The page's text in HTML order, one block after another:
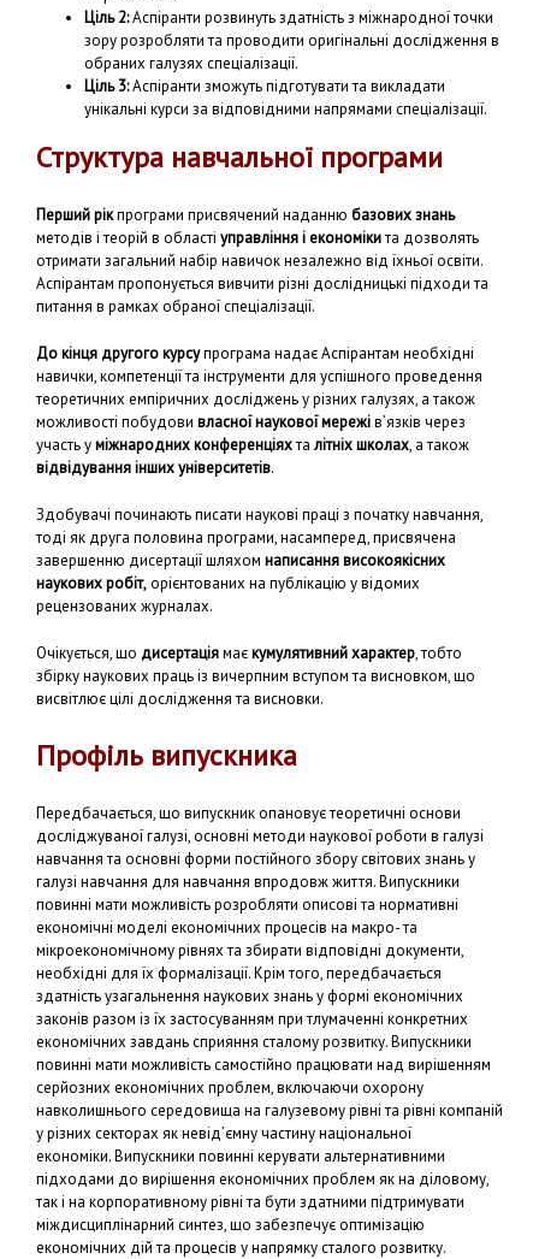
Ціль 2:Аспіранти розвинуть здатність з міжнародної точки
зору розробляти та проводити оригінальні дослідження в
обраних галузях спеціалізації.
Ціль 3:Аспіранти зможуть підготувати та викладати
унікальні курси за відповідними напрямами спеціалізації.
Структура навчальної програми
Перший рікпрограми присвячений наданню базових знань
методів і теорій в області управління і економікита дозволять
отримати загальний набір навичок незалежно від їхньої освіти.
Аспірантам пропонується вивчити різні дослідницькі підходи та
питання в рамках обраної спеціалізації.
До кінця другого курсупрограма надає Аспірантам необхідні
навички, компетенції та інструменти для успішного проведення
теоретичних емпіричних досліджень у різних галузях, а також
можливості побудови власної наукової мережів’язків через
участь уміжнародних конференціяхта літніх школах, а також
відвідування інших університетів.
Здобувачі починають писати наукові праці з початку навчання,
тоді як друга половина програми, насамперед, присвячена
завершенню дисертації шляхом написання високоякісних
наукових робіт,орієнтованих на публікацію у відомих
рецензованих журналах.
Очікується, що дисертаціямаєкумулятивний характер, тобто
збірку наукових праць із вичерпним вступом та висновком, що
висвітлює цілі дослідження та висновки.
Профіль випускника
Передбачається, що випускник опановує теоретичні основи
досліджуваної галузі, основні методи наукової роботи в галузі
навчання та основні форми постійного збору світових знань у
галузі навчання для навчання впродовж життя. Випускники
повинні мати можливість розробляти описові та нормативні
економічні моделі економічних процесів на макро- та
мікроекономічному рівнях та збирати відповідні документи,
необхідні для їх формалізації. Крім того, передбачається
здатність узагальнення наукових знань у формі економічних
законів разом із їх застосуванням при тлумаченні конкретних
економічних завдань сприяння сталому розвитку. Випускники
повинні мати можливість самостійно працювати над вирішенням
серйозних економічних проблем, включаючи охорону
навколишнього середовища на галузевому рівні та рівні компаній
у різних секторах як невід’ємну частину національної
економіки. Випускники повинні керувати альтернативними
підходами до вирішення економічних проблем як на діловому,
так і на корпоративному рівні та бути здатними підтримувати
міждисциплінарний синтез, що забезпечує оптимізацію
економічних дій та процесів у напрямку сталого розвитку.